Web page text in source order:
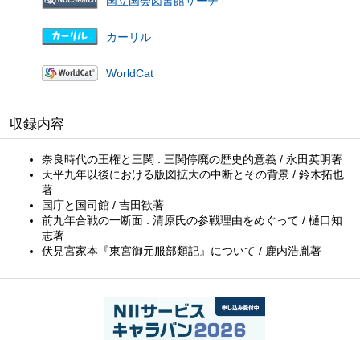
カーリル
WorldCat
収録内容
奈良時代の王権と三関 : 三関停廃の歴史的意義 / 永田英明著
天平九年以後における版図拡大の中断とその背景 / 鈴木拓也
著
国庁と国司館 / 吉田歓著
前九年合戦の一断面 : 清原氏の参戦理由をめぐって / 樋口知
志著
伏見宮家本『東宮御元服部類記』について / 鹿内浩胤著